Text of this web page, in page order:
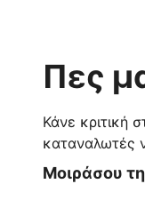
Πες
Κάνε κριτική
καταναλωτές
Μοιράσου